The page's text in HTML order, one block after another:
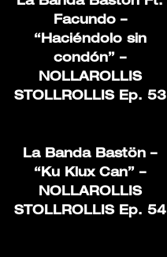
La Banda Bastön Ft.
Facundo –
“Haciéndolo sin
condón” –
NOLLAROLLIS
STOLLROLLIS Ep. 53
La Banda Bastön –
“Ku Klux Can” –
NOLLAROLLIS
STOLLROLLIS Ep. 54